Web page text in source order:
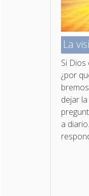
La
Si
¿por
dejar
a